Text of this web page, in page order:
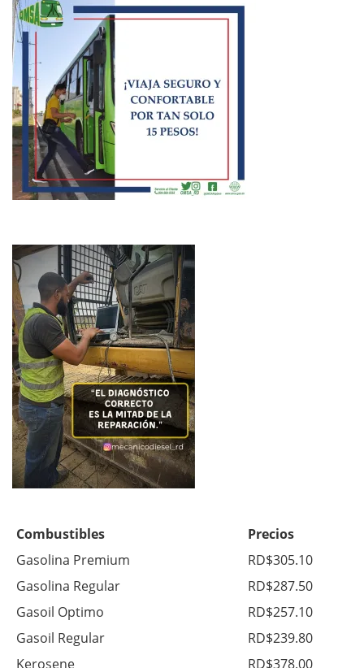
Combustibles
Precios
Gasolina Premium
RD$305.10
Gasolina Regular
RD$287.50
Gasoil Optimo
RD$257.10
Gasoil Regular
RD$239.80
Kerosene
RD$378.00